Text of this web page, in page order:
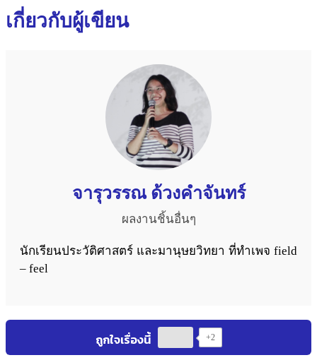
เกี่ยวกับผู้เขียน
จารุวรรณ ด้วงคำจันทร์
ผลงานชิ้นอื่นๆ
นักเรียนประวัติศาสตร์ และมานุษยวิทยา ที่ทำเพจ field
– feel
+2